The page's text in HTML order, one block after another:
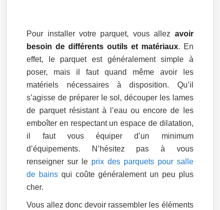
Pour installer votre parquet, vous allez avoir
besoin de différents outils et matériaux. En
effet, le parquet est généralement simple à
poser, mais il faut quand même avoir les
matériels nécessaires à disposition. Qu’il
s’agisse de préparer le sol, découper les lames
de parquet résistant à l’eau ou encore de les
emboîter en respectant un espace de dilatation,
il faut vous équiper d’un minimum
d’équipements. N’hésitez pas à vous
renseigner sur le prix des parquets pour salle
de bains qui coûte généralement un peu plus
cher.
Vous allez donc devoir rassembler les éléments